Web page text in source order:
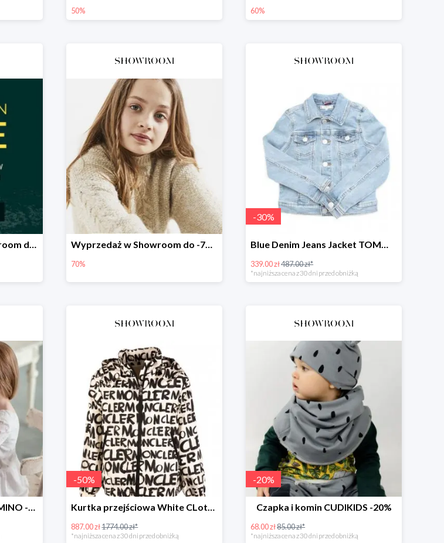
50% 60%
Mid Season Sale w Showroom do -60% Wyprzedaż w Showroom do -70%
70%
-30%
Blue Denim Jeans Jacket TOMMY HILFIGER -30%
339.00 zł487.00 zł*
*najniższa cena z 30 dni przed obniżką
Biała sukienka "Lila" DOMINO -50%
-50%
Kurtka przejściowa White CLothing MONCLER -50%
887.00 zł1774.00 zł*
*najniższa cena z 30 dni przed obniżką
-20%
Czapka i komin CUDIKIDS -20%
68.00 zł85.00 zł*
*najniższa cena z 30 dni przed obniżką